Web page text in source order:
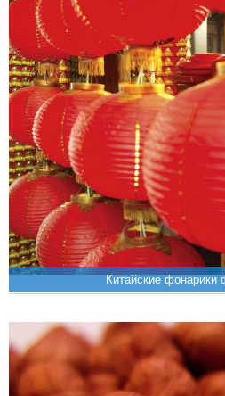
Китайские фонарики